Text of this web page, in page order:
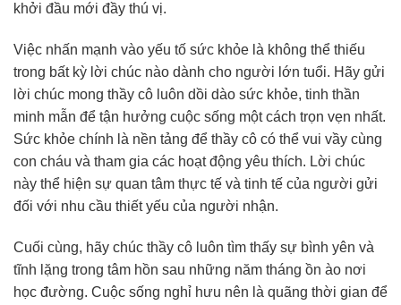
khởi đầu mới đầy thú vị.
Việc nhấn mạnh vào yếu tố sức khỏe là không thể thiếu
trong bất kỳ lời chúc nào dành cho người lớn tuổi. Hãy gửi
lời chúc mong thầy cô luôn dồi dào sức khỏe, tinh thần
minh mẫn để tận hưởng cuộc sống một cách trọn vẹn nhất.
Sức khỏe chính là nền tảng để thầy cô có thể vui vầy cùng
con cháu và tham gia các hoạt động yêu thích. Lời chúc
này thể hiện sự quan tâm thực tế và tinh tế của người gửi
đối với nhu cầu thiết yếu của người nhận.
Cuối cùng, hãy chúc thầy cô luôn tìm thấy sự bình yên và
tĩnh lặng trong tâm hồn sau những năm tháng ồn ào nơi
học đường. Cuộc sống nghỉ hưu nên là quãng thời gian để